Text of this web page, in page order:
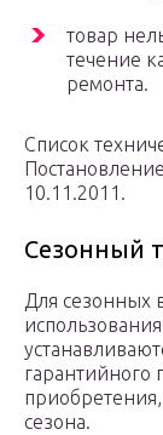
товар
течение
ремонта.
Список
10.11.2011.
Сезонный
Для сезонных
гарантийного
сезона.